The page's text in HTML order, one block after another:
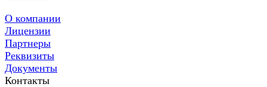
О компании
Лицензии
Партнеры
Реквизиты
Документы
Контакты